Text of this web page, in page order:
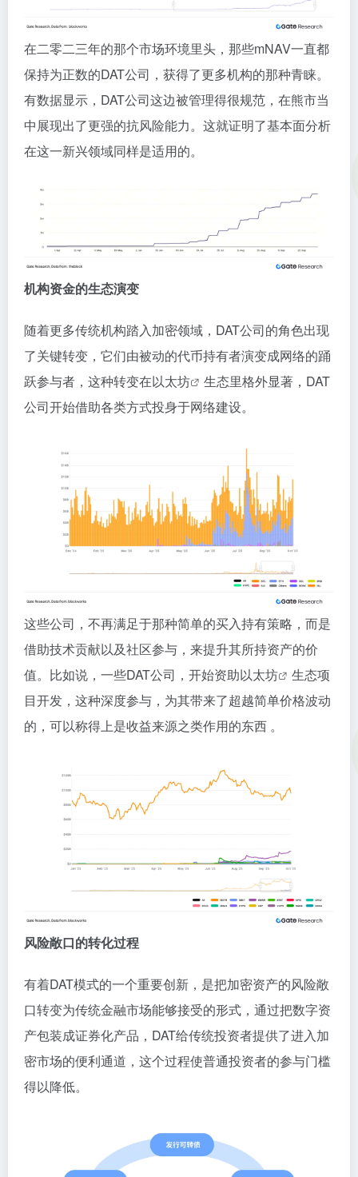
在二零二三年的那个市场环境里头，那些mNAV一直都
保持为正数的DAT公司，获得了更多机构的那种青睐。
有数据显示，DAT公司这边被管理得很规范，在熊市当
中展现出了更强的抗风险能力。这就证明了基本面分析
在这一新兴领域同样是适用的。
机构资金的生态演变
随着更多传统机构踏入加密领域，DAT公司的角色出现
了关键转变，它们由被动的代币持有者演变成网络的踊
跃参与者，这种转变在以太坊
生态里格外显著，DAT
公司开始借助各类方式投身于网络建设。
这些公司，不再满足于那种简单的买入持有策略，而是
借助技术贡献以及社区参与，来提升其所持资产的价
值。比如说，一些DAT公司，开始资助以太坊
生态项
目开发，这种深度参与，为其带来了超越简单价格波动
的，可以称得上是收益来源之类作用的东西 。
风险敞口的转化过程
有着DAT模式的一个重要创新，是把加密资产的风险敞
口转变为传统金融市场能够接受的形式，通过把数字资
产包装成证券化产品，DAT给传统投资者提供了进入加
密市场的便利通道，这个过程使普通投资者的参与门槛
得以降低。